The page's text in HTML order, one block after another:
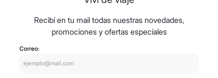
Recibí en tu mail todas nuestras novedades,
promociones y ofertas especiales
Correo: